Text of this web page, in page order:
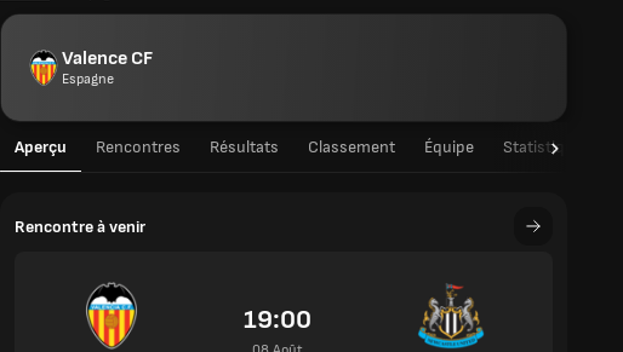
Valence CF
Espagne
Aperçu Rencontres Résultats Classement Équipe Statistiques des
Rencontre à venir
19:00